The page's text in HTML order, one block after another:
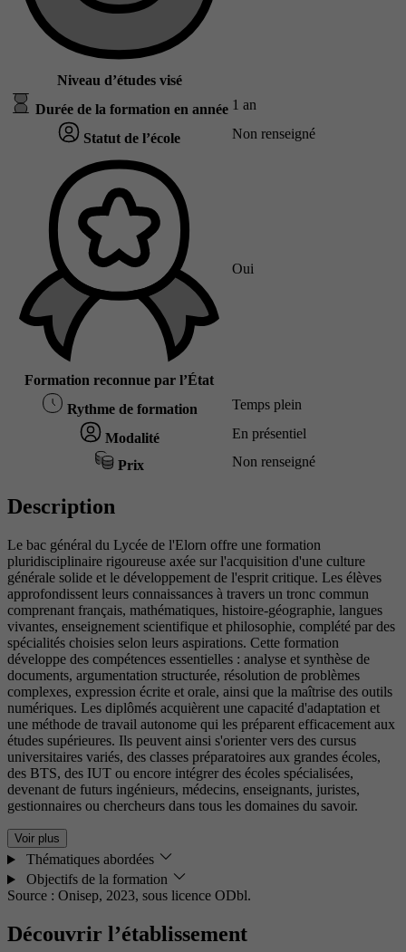
Niveau d’études visé
Durée de la formation en année 1 an
Statut de l’école Non renseigné
Formation reconnue par l’État
Oui
Rythme de formation Temps plein
Modalité En présentiel
Prix Non renseigné
Description
Le bac général du Lycée de l'Elorn offre une formation
pluridisciplinaire rigoureuse axée sur l'acquisition d'une culture
générale solide et le développement de l'esprit critique. Les élèves
approfondissent leurs connaissances à travers un tronc commun
comprenant français, mathématiques, histoire-géographie, langues
vivantes, enseignement scientifique et philosophie, complété par des
spécialités choisies selon leurs aspirations. Cette formation
développe des compétences essentielles : analyse et synthèse de
documents, argumentation structurée, résolution de problèmes
complexes, expression écrite et orale, ainsi que la maîtrise des outils
numériques. Les diplômés acquièrent une capacité d'adaptation et
une méthode de travail autonome qui les préparent efficacement aux
études supérieures. Ils peuvent ainsi s'orienter vers des cursus
universitaires variés, des classes préparatoires aux grandes écoles,
des BTS, des IUT ou encore intégrer des écoles spécialisées,
devenant de futurs ingénieurs, médecins, enseignants, juristes,
gestionnaires ou chercheurs dans tous les domaines du savoir.
Voir plus
Thématiques abordées
Objectifs de la formation
Source : Onisep, 2023, sous licence ODbl.
Découvrir l’établissement